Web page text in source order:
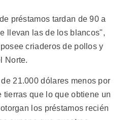
préstamos tardan de 90 a
llevan las de los blancos",
criaderos de pollos y
Norte.
21.000 dólares menos por
tierras que lo que obtiene un
los préstamos recién